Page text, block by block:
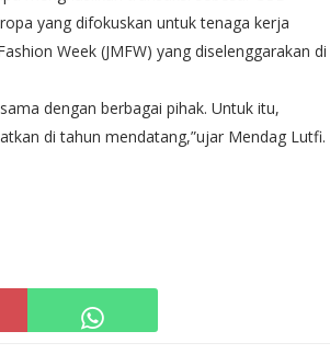
yang difokuskan untuk tenaga kerja
Week (JMFW) yang diselenggarakan di
dengan berbagai pihak. Untuk itu,
di tahun mendatang,”ujar Mendag Lutfi.